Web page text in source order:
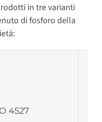
in tre varianti
di fosforo della
4527